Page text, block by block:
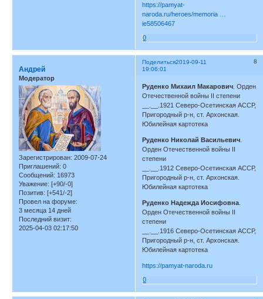
https://pamyat-
naroda.ru/heroes/memoria …
ie58506467
0
Поделиться 8
2019-09-11
19:06:01
Андрей
Модератор
Зарегистрирован: 2009-07-24
Приглашений: 0
Сообщений: 16973
Уважение: [+90/-0]
Позитив: [+541/-2]
Провел на форуме:
3 месяца 14 дней
Последний визит:
2025-04-03 02:17:50
Руденко Михаил Макарович . Орден
Отечественной войны II степени
__.__.1921 Северо-Осетинская АССР,
Пригородный р-н, ст. Архонская.
Юбилейная картотека
Руденко Николай Васильевич
Орден Отечественной войны II
степени
__.__.1912 Северо-Осетинская АССР,
Пригородный р-н, ст. Архонская.
Юбилейная картотека
Руденко Надежда Иосифовна
Орден Отечественной войны II
степени
__.__.1916 Северо-Осетинская АССР,
Пригородный р-н, ст. Архонская.
Юбилейная картотека
https://pamyat-naroda.ru
0